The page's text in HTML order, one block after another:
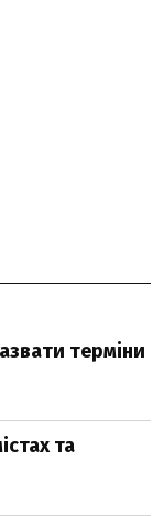
терміни
та